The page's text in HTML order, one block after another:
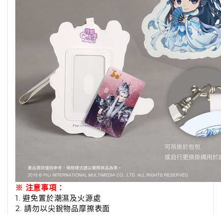
※ 注意事項：
1. 避免置於潮濕及火源處
2. 請勿以尖銳物品摩擦表面